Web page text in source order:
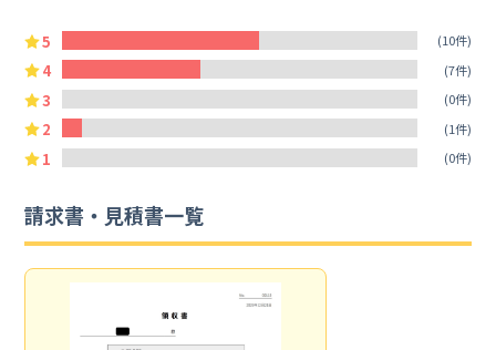
5 (10件)
4 (7件)
3 (0件)
2 (1件)
1 (0件)
請求書・見積書一覧